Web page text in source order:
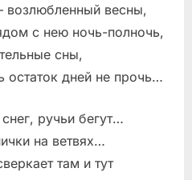
возлюбленный весны,
с нею ночь-полночь,
сны,
остаток дней не прочь…
ручьи бегут…
на ветвях…
там и тут